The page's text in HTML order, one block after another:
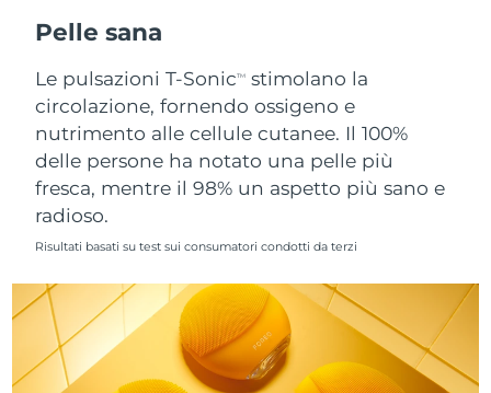
Pelle sana
Le pulsazioni T-SonicTM
stimolano la
circolazione, fornendo ossigeno e
nutrimento alle cellule cutanee. Il 100%
delle persone ha notato una pelle più
fresca, mentre il 98% un aspetto più sano e
radioso.
Risultati basati su test sui consumatori condotti da terzi
Slovacchia
Slovenia Consegna stimata
Sudafrica
Corea del Sud Consegna stimata8/11/26
Spagna Consegna stimata
Svezia Consegna stimata
Svizzera Consegna stimata 8/9/26